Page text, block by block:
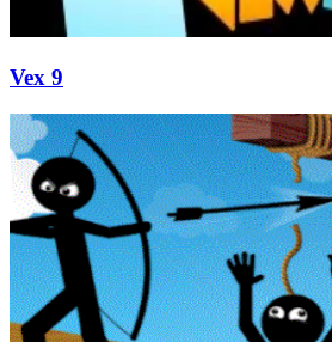
Vex 9